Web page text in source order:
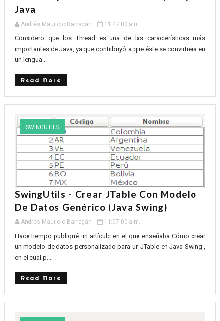
Java
Andrés Mauricio Barragán 11:47:00 a.m.
Considero que los Thread es una de las características más
importantes de Java, ya que contribuyó a que éste se convirtiera en
un lengua...
Read More
SWINGUTILS
SwingUtils - Crear JTable Con Modelo
De Datos Genérico (Java Swing)
Andrés Mauricio Barragán 11:07:00 a.m.
Hace tiempo publiqué un artículo en el que enseñaba Cómo crear
un modelo de datos personalizado para un JTable en Java Swing ,
en el cual p...
Read More